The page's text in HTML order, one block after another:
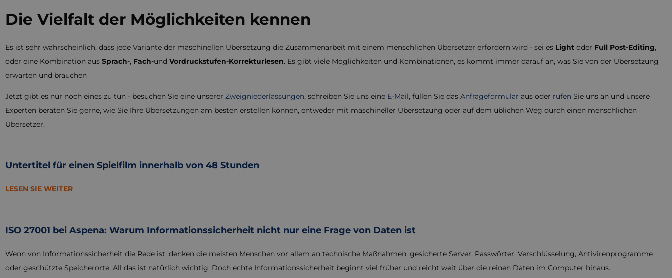
Die Vielfalt der Möglichkeiten kennen
Es ist sehr wahrscheinlich, dass jede Variante der maschinellen Übersetzung die Zusammenarbeit mit einem menschlichen Übersetzer erfordern wird - sei es Lightoder Full Post-Editing,
oder eine Kombination aus Sprach-, Fach-und Vordruckstufen-Korrekturlesen. Es gibt viele Möglichkeiten und Kombinationen, es kommt immer darauf an, was Sie von der Übersetzung
erwarten und brauchen
Jetzt gibt es nur noch eines zu tun - besuchen Sie eine unserer Zweigniederlassungen, schreiben Sie uns eine E-Mail, füllen Sie das Anfrageformular aus oder rufen Sie uns an und unsere
Experten beraten Sie gerne, wie Sie Ihre Übersetzungen am besten erstellen können, entweder mit maschineller Übersetzung oder auf dem üblichen Weg durch einen menschlichen
Übersetzer.
Untertitel für einen Spielfilm innerhalb von 48 Stunden
LESEN SIE WEITER
ISO 27001 bei Aspena: Warum Informationssicherheit nicht nur eine Frage von Daten ist
Wenn von Informationssicherheit die Rede ist, denken die meisten Menschen vor allem an technische Maßnahmen: gesicherte Server, Passwörter, Verschlüsselung, Antivirenprogramme
oder geschützte Speicherorte. All das ist natürlich wichtig. Doch echte Informationssicherheit beginnt viel früher und reicht weit über die reinen Daten im Computer hinaus.